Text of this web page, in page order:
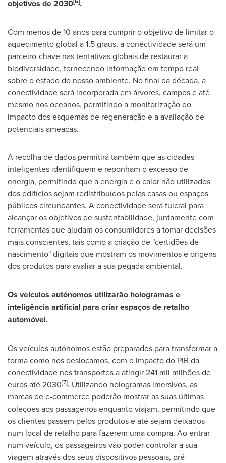
objetivos de 2030 .
Com menos de 10 anos para cumprir o objetivo de limitar o
aquecimento global a 1,5 graus, a conectividade será um
parceiro-chave nas tentativas globais de restaurar a
biodiversidade, fornecendo informação em tempo real
sobre o estado do nosso ambiente. No final da década, a
conectividade será incorporada em árvores, campos e até
mesmo nos oceanos, permitindo a monitorização do
impacto dos esquemas de regeneração e a avaliação de
potenciais ameaças.
A recolha de dados permitirá também que as cidades
inteligentes identifiquem e reponham o excesso de
energia, permitindo que a energia e o calor não utilizados
dos edifícios sejam redistribuídos pelas casas ou espaços
públicos circundantes. A conectividade será fulcral para
alcançar os objetivos de sustentabilidade, juntamente com
ferramentas que ajudam os consumidores a tomar decisões
mais conscientes, tais como a criação de "certidões de
nascimento" digitais que mostram os movimentos e origens
dos produtos para avaliar a sua pegada ambiental.
Os veículos autónomos utilizarão hologramas e
inteligência artificial para criar espaços de retalho
automóvel.
Os veículos autónomos estão preparados para transformar a
forma como nos deslocamos, com o impacto do PIB da
conectividade nos transportes a atingir 241 mil milhões de
euros até 2030[7]. Utilizando hologramas imersivos, as
marcas de e-commerce poderão mostrar as suas últimas
coleções aos passageiros enquanto viajam, permitindo que
os clientes passem pelos produtos e até sejam deixados
num local de retalho para fazerem uma compra. Ao entrar
num veículo, os passageiros vão poder controlar a sua
viagem através dos seus dispositivos pessoais, pré-